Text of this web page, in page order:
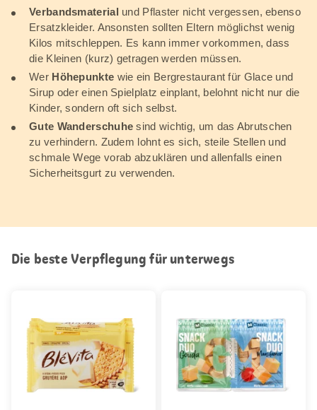
Verbandsmaterial und Pflaster nicht vergessen, ebenso
Ersatzkleider. Ansonsten sollten Eltern möglichst wenig
Kilos mitschleppen. Es kann immer vorkommen, dass
die Kleinen (kurz) getragen werden müssen.
Wer Höhepunkte wie ein Bergrestaurant für Glace und
Sirup oder einen Spielplatz einplant, belohnt nicht nur die
Kinder, sondern oft sich selbst.
Gute Wanderschuhe sind wichtig, um das Abrutschen
zu verhindern. Zudem lohnt es sich, steile Stellen und
schmale Wege vorab abzuklären und allenfalls einen
Sicherheitsgurt zu verwenden.
Die beste Verpflegung für unterwegs